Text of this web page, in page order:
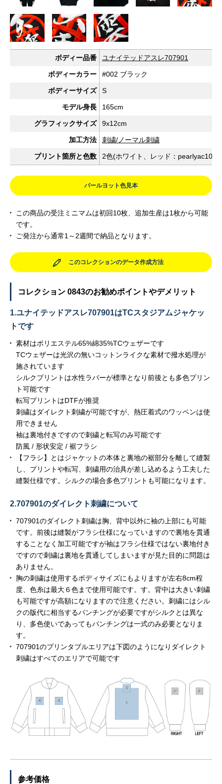
ボディー品番 ユナイテッドアスレ707901
ボディーカラー #002 ブラック
ボディーサイズ S
モデル身長 165cm
グラフィックサイズ 9x12cm
加工方法 刺繍/ノーマル刺繍
プリント箇所と色数 2色(ホワイト、レッド：
パールヨット色見本
この商品の受注ミニマムは初回10枚、追加生産は1枚から可能
です。
ご発注から通常1～2週間で納品となります。
このコレクションのデータ作成方法
コレクション 0843のお勧めポイントやデメリット
1.ユナイテッドアスレ707901はTCスタジアムジャケッ
トです
素材はポリエステル65%綿35%TCウェザーです
TCウェザーは光沢の無いコットンライクな素材で撥水処理が
施されています
シルクプリントは水性ラバーが標準となり前後とも多色プリン
ト可能です
転写プリントはDTFが推奨
刺繍はダイレクト刺繍が可能ですが、熱圧着式のワッペンは使
用できません
袖は裏地付きですので刺繍と転写のみ可能です
防風 / 形状安定 / 裾フラシ
【フラシ】とはジャケットの本体と裏地の裾部分を離して縫製
し、プリントや転写、刺繍用の治具が差し込めるよう工夫した
縫製仕様です。シルクの場合多色プリントも可能になります。
2.707901のダイレクト刺繍について
707901のダイレクト刺繍は胸、背中以外に袖の上部にも可能
です。前後は縫製がフラシ仕様になっていますので裏地を貫通
することなく加工可能ですが袖はフラシ仕様ではない裏地付き
ですので刺繍は裏地を貫通してしまいますが見た目的に問題は
ありません。
胸の刺繍は使用するボディサイズにもよりますが左右8cm程
度、色糸は最大６色まで使用可能です。す。背中は大きい刺繍
も可能ですが高額になりますので注意ください。刺繍にはシル
クの版代に相当するパンチングが必要ですがシルクとは異な
り、多色使いであってもパンチングは一式のみ必要となりま
す。
707901のプリンタブルエリアは下図のようになりダイレクト
刺繍はすべてのエリアで可能です
参考価格